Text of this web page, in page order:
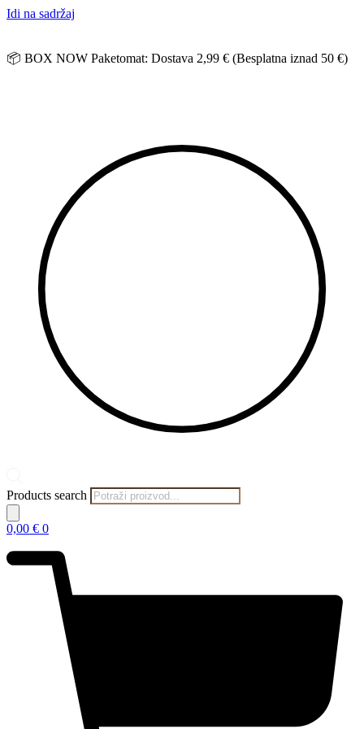
Idi na sadržaj
📦 BOX NOW Paketomat: Dostava 2,99 € (Besplatna iznad 50 €)
Products search
0,00 € 0